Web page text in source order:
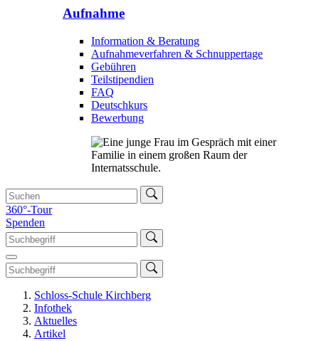
Aufnahme
Information & Beratung
Aufnahmeverfahren & Schnuppertage
Gebühren
Teilstipendien
FAQ
Deutschkurs
Bewerbung
360°-Tour
Spenden
Schloss-Schule Kirchberg
Infothek
Aktuelles
Artikel